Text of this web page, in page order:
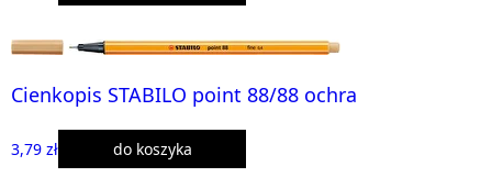
Cienkopis STABILO point 88/88 ochra
3,79 zł do koszyka